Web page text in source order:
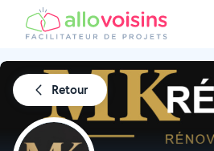
Retour